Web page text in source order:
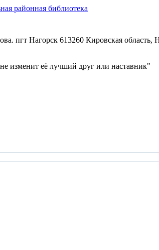
районная библиотека
пгт Нагорск 613260 Кировская область,
изменит её лучший друг или наставник"